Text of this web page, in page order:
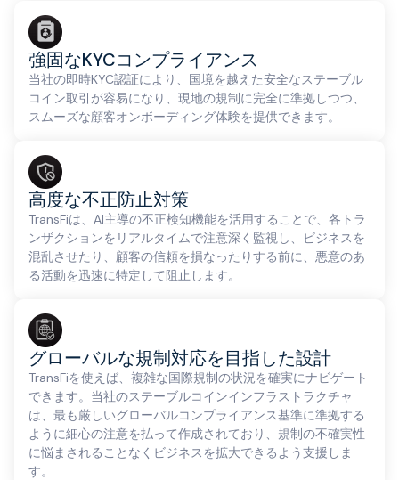
強固なKYCコンプライアンス
当社の即時KYC認証により、国境を越えた安全なステーブル
コイン取引が容易になり、現地の規制に完全に準拠しつつ、
スムーズな顧客オンボーディング体験を提供できます。
高度な不正防止対策
TransFiは、AI主導の不正検知機能を活用することで、各トラ
ンザクションをリアルタイムで注意深く監視し、ビジネスを
混乱させたり、顧客の信頼を損なったりする前に、悪意のあ
る活動を迅速に特定して阻止します。
グローバルな規制対応を目指した設計
TransFiを使えば、複雑な国際規制の状況を確実にナビゲート
できます。当社のステーブルコインインフラストラクチャ
は、最も厳しいグローバルコンプライアンス基準に準拠する
ように細心の注意を払って作成されており、規制の不確実性
に悩まされることなくビジネスを拡大できるよう支援しま
す。